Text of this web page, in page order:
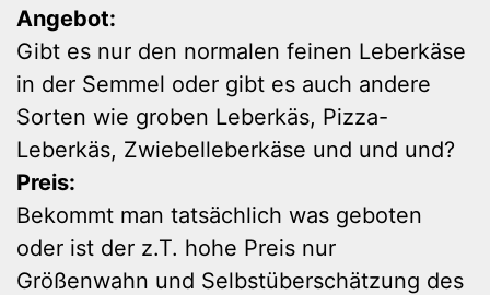
Angebot:
Gibt es nur den normalen feinen Leberkäse
in der Semmel oder gibt es auch andere
Sorten wie groben Leberkäs, Pizza-
Leberkäs, Zwiebelleberkäse und und und?
Preis:
Bekommt man tatsächlich was geboten
oder ist der z.T. hohe Preis nur
Größenwahn und Selbstüberschätzung des